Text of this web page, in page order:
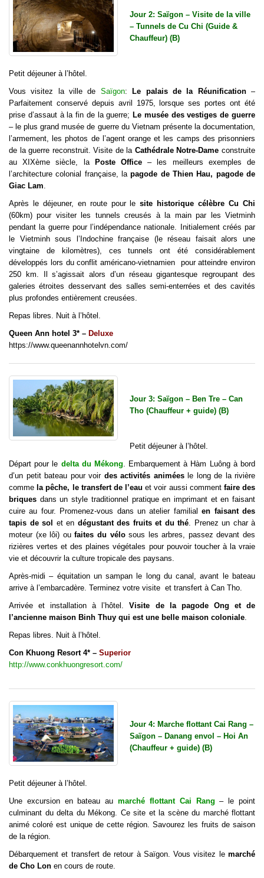
Jour 2: Saïgon – Visite de la ville
– Tunnels de Cu Chi (Guide &
Chauffeur) (B)
Petit déjeuner à l’hôtel.
Vous visitez la ville de Saïgon:Le palais de la Réunification–
Parfaitement conservé depuis avril 1975, lorsque ses portes ont été
prise d’assaut à la fin de la guerre;Le musée des vestiges de guerre
– le plus grand musée de guerre du Vietnam présente la documentation,
l’armement, les photos de l’agent orange et les camps des prisonniers
de la guerre reconstruit. Visite de la Cathédrale Notre-Dame construite
au XIXème siècle, la Poste Office – les meilleurs exemples de
l’architecture colonial française, lapagode de Thien Hau, pagode de
Giac Lam
Après le déjeuner, en route pour lesite historique célèbre Cu Chi
(60km) pour visiter les tunnels creusés à la main par les Vietminh
pendant la guerre pour l’indépendance nationale. Initialement créés par
le Vietminh sous l’Indochine française (le réseau faisait alors une
vingtaine de kilomètres), ces tunnels ont été considérablement
développés lors du conflit américano-vietnamien pour atteindre environ
250 km. Il s’agissait alors d’un réseau gigantesque regroupant des
galeries étroites desservant des salles semi-enterrées et des cavités
plus profondes entièrement creusées.
Repas libres. Nuit à l’hôtel.
Queen Ann hotel 3* – Deluxe
https://www.queenannhotelvn.com/
Jour 3: Saïgon – Ben Tre – Can
Tho (Chauffeur + guide) (B)
Petit déjeuner à l’hôtel.
Départ pour le delta du Mékong . Embarquement à Hàm Luông à bord
d’un petit bateau pour voir des activités animéesle long de la rivière
commela pêche, le transfert de l’eau et voir aussi comment faire des
briques dans un style traditionnel pratique en imprimant et en faisant
cuire au four. Promenez-vous dans un atelier familialen faisant des
tapis de sol et en dégustant des fruits et du thé . Prenez un char à
moteur (xe lôi) oufaites du vélosous les arbres, passez devant des
rizières vertes et des plaines végétales pour pouvoir toucher à la vraie
vie et découvrir la culture tropicale des paysans.
Après-midi – équitation un sampan le long du canal, avant le bateau
arrive à l’embarcadère. Terminez votre visite et transfert à Can Tho.
Arrivée et installation à l’hôtel.Visite de la pagode Ong et de
l’ancienne maison Binh Thuy qui est une belle maison coloniale
Repas libres. Nuit à l’hôtel.
Con Khuong Resort 4* – Superior
http://www.conkhuongresort.com/
Jour 4: Marche flottant Cai Rang –
Saïgon – Danang envol – Hoi An
(Chauffeur + guide) (B)
Petit déjeuner à l’hôtel.
Une excursion en bateau aumarché flottant Cai Rang – le point
culminant du delta du Mékong. Ce site et la scène du marché flottant
animé coloré est unique de cette région. Savourez les fruits de saison
de la région.
Débarquement et transfert de retour à Saïgon. Vous visitez le marché
de Cho Lon en cours de route.